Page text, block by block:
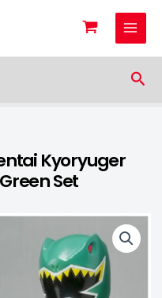
Kyoryuger
Set